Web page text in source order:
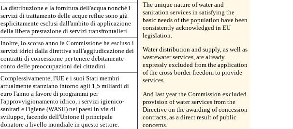
La distribuzione e la fornitura dell'acqua nonché i
servizi di trattamento delle acque reflue sono già
esplicitamente esclusi dall'ambito di applicazione
della libera prestazione di servizi transfrontalieri.
Inoltre, lo scorso anno la Commissione ha escluso i
servizi idrici dalla direttiva sull'aggiudicazione dei
contratti di concessione per tenere debitamente
conto delle preoccupazioni dei cittadini.
Complessivamente, l'UE e i suoi Stati membri
attualmente stanziano intorno agli 1,5 miliardi di
euro l'anno a favore di programmi per
l'approvvigionamento idrico, i servizi igienico-
sanitari e l'igiene (WASH) nei paesi in via di
sviluppo, facendo dell'Unione il principale
donatore a livello mondiale in questo settore.
The unique nature of water and
sanitation services in satisfying the
basic needs of the population have been
consistently acknowledged in EU
legislation.
Water distribution and supply, as well as
wastewater services, are already
expressly excluded from the application
of the cross-border freedom to provide
services.
And last year the Commission excluded
provision of water services from the
Directive on the awarding of concession
contracts, as a direct result of public
concerns.